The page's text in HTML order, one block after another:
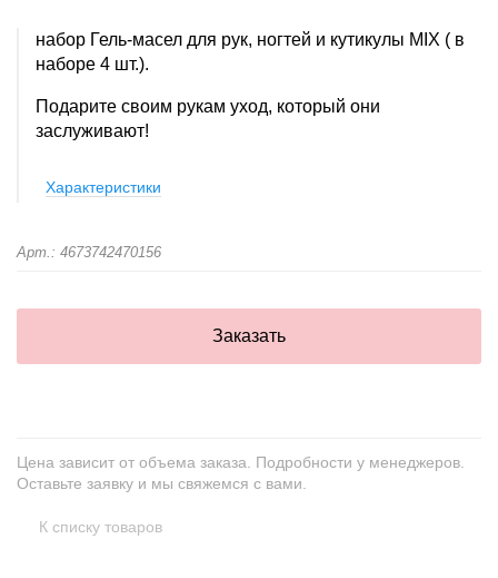
набор Гель-масел для рук, ногтей и кутикулы MIX ( в
наборе 4 шт.).
Подарите своим рукам уход, который они
заслуживают!
Характеристики
Арт.: 4673742470156
Заказать
Цена зависит от объема заказа. Подробности у менеджеров.
Оставьте заявку и мы свяжемся с вами.
К списку товаров